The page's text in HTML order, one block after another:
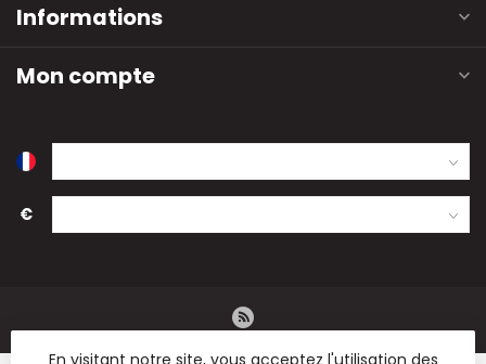
Informations
Mon compte
€
En visitant notre site, vous acceptez l'utilisation des